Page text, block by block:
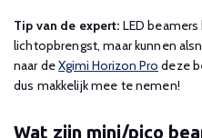
Tip van de expert: LED
lichtopbrengst, maar kunnen
naar deXgimi Horizon Pro deze
dus makkelijk mee te nemen!
Wat zijn mini/pico